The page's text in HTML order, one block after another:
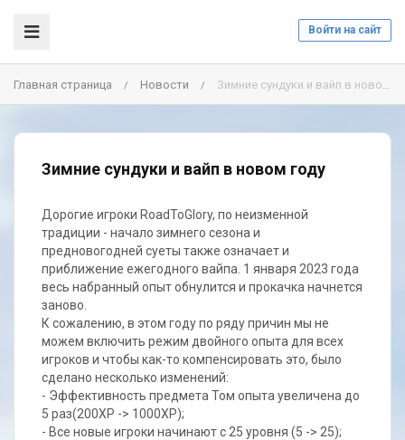
Войти на сайт
Главная страница / Новости / Зимние сундуки и вайп в новом году
Зимние сундуки и вайп в новом году
Дорогие игроки RoadToGlory, по неизменной
традиции - начало зимнего сезона и
предновогодней суеты также означает и
приближение ежегодного вайпа. 1 января 2023 года
весь набранный опыт обнулится и прокачка начнется
заново.
К сожалению, в этом году по ряду причин мы не
можем включить режим двойного опыта для всех
игроков и чтобы как-то компенсировать это, было
сделано несколько изменений:
- Эффективность предмета Том опыта увеличена до
5 раз(200XP -> 1000XP);
- Все новые игроки начинают с 25 уровня (5 -> 25);